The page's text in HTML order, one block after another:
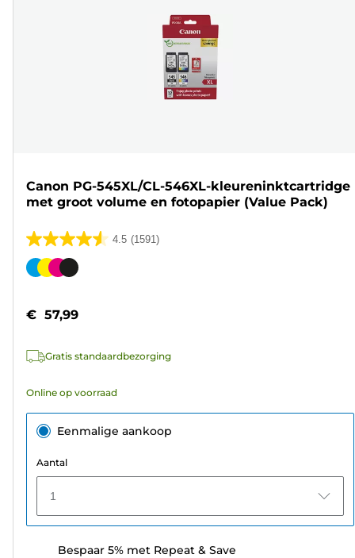
Canon PG-545XL/CL-546XL-kleureninktcartridge
met groot volume en fotopapier (Value Pack)
4.5 (1591)
4.5
van
sterren.
beoordelingen
Kleurencartridge
€ 57,99
Gratis standaardbezorging
Online op voorraad
Eenmalige aankoop
Aantal
1
Bespaar 5% met Repeat & Save